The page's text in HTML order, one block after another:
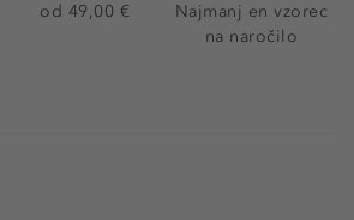
od 49,00 €
Najmanj en vzorec
na naročilo